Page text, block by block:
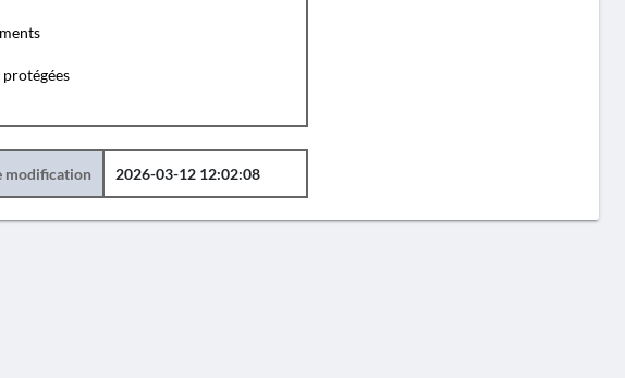
protégées
modification 2026-03-12 12:02:08